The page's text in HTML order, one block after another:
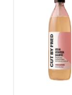
CUT BY
Vegan